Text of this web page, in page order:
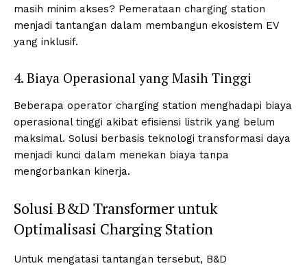
masih minim akses? Pemerataan charging station
menjadi tantangan dalam membangun ekosistem EV
yang inklusif.
4. Biaya Operasional yang Masih Tinggi
Beberapa operator charging station menghadapi biaya
operasional tinggi akibat efisiensi listrik yang belum
maksimal. Solusi berbasis teknologi transformasi daya
menjadi kunci dalam menekan biaya tanpa
mengorbankan kinerja.
Solusi B&D Transformer untuk
Optimalisasi Charging Station
Untuk mengatasi tantangan tersebut, B&D